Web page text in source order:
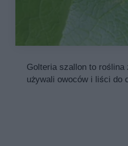
Golteria szallon to
używali owoców i liści do